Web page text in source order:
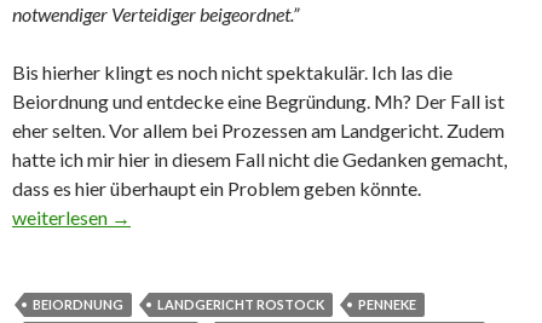
notwendiger Verteidiger beigeordnet.”
Bis hierher klingt es noch nicht spektakulär. Ich las die
Beiordnung und entdecke eine Begründung. Mh? Der Fall ist
eher selten. Vor allem bei Prozessen am Landgericht. Zudem
hatte ich mir hier in diesem Fall nicht die Gedanken gemacht,
dass es hier überhaupt ein Problem geben könnte.
Aufschlussreiche Begründung einer Beiordnung
weiterlesen →
BEIORDNUNG LANDGERICHT ROSTOCK
PENNEKE